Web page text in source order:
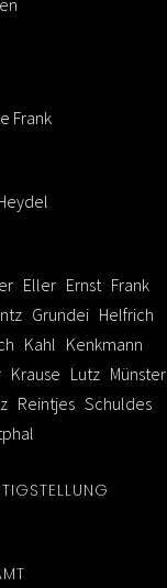
Frank
Eller Ernst Frank
Grundei Helfrich
Kahl Kenkmann
Lutz Münster
Reintjes Schuldes